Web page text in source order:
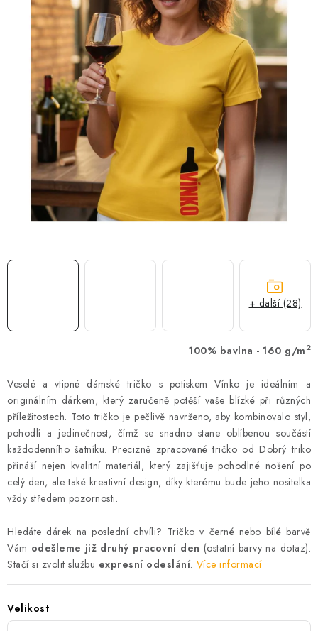
OKAMŽITĚ K ODBĚRU
B2B
MÁM SRDCE POMÁHÁM
VÁNOCE
PROVIZNÍ SYSTÉM
O nás Časté otázky
Doprava a platba
Obchodní podmínky
100% bavlna - 160 g/m 2
Veselé a vtipné dámské tričko s potiskem Vínko je ideálním a
originálním dárkem, který zaručeně potěší vaše blízké při různých
příležitostech. Toto tričko je pečlivě navrženo, aby kombinovalo styl,
pohodlí a jedinečnost, čímž se snadno stane oblíbenou součástí
každodenního šatníku. Precizně zpracované tričko od Dobrý triko
přináší nejen kvalitní materiál, který zajišťuje pohodlné nošení po
celý den, ale také kreativní design, díky kterému bude jeho nositelka
vždy středem pozornosti.
Hledáte dárek na poslední chvíli? Tričko v černé nebo bílé barvě
Vám odešleme již druhý pracovní den (ostatní barvy na dotaz).
Stačí si zvolit službu expresní odeslání. Více informací
Velikost
+ další (28)